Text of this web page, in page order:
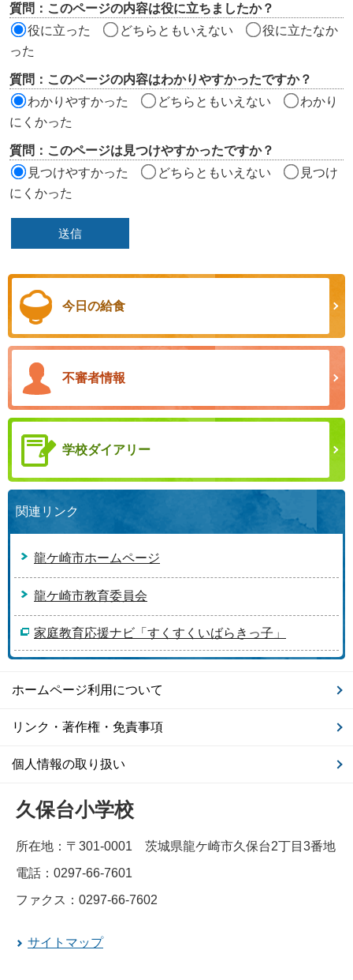
価
ア
質問：このページの内容は役に立ちましたか？
役に立った
どちらともいえない
役に立たなか
った
質問：このページの内容はわかりやすかったですか？
わかりやすかった
どちらともいえない
わかり
にくかった
質問：このページは見つけやすかったですか？
見つけやすかった
どちらともいえない
見つけ
にくかった
今日の給食
不審者情報
学校ダイアリー
関連リンク
龍ケ崎市ホームページ
龍ケ崎市教育委員会
家庭教育応援ナビ「すくすくいばらきっ子」
ホームページ利用について
リンク・著作権・免責事項
個人情報の取り扱い
久保台小学校
所在地：〒301-0001 茨城県龍ケ崎市久保台2丁目3番地
電話：0297-66-7601
ファクス：0297-66-7602
サイトマップ